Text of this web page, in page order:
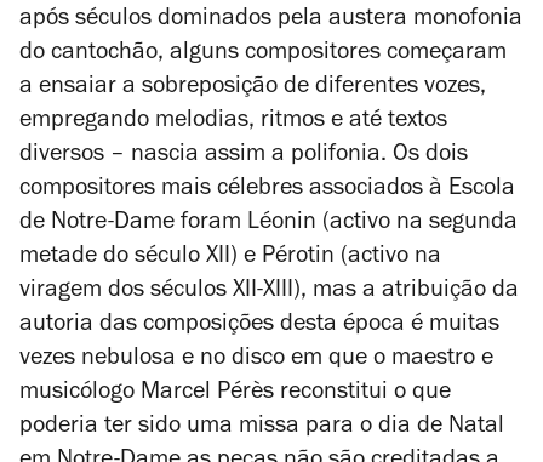
após séculos dominados pela austera monofonia
do cantochão, alguns compositores começaram
a ensaiar a sobreposição de diferentes vozes,
empregando melodias, ritmos e até textos
diversos – nascia assim a polifonia. Os dois
compositores mais célebres associados à Escola
de Notre-Dame foram Léonin (activo na segunda
metade do século XII) e Pérotin (activo na
viragem dos séculos XII-XIII), mas a atribuição da
autoria das composições desta época é muitas
vezes nebulosa e no disco em que o maestro e
musicólogo Marcel Pérès reconstitui o que
poderia ter sido uma missa para o dia de Natal